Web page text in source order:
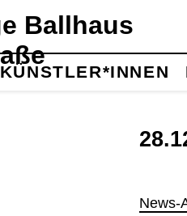
KÜNSTLER*INNEN
News-